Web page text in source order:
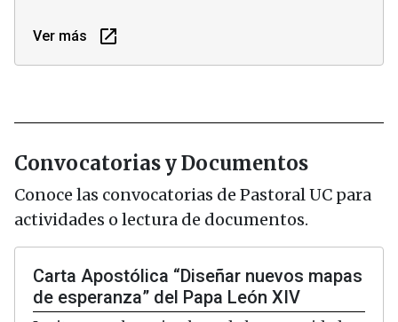
Ver más launch
Convocatorias y Documentos
Conoce las convocatorias de Pastoral UC para
actividades o lectura de documentos.
Carta Apostólica “Diseñar nuevos mapas
de esperanza” del Papa León XIV